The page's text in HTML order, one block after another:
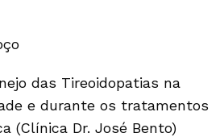
das Tireoidopatias na
e durante os tratamentos
(Clínica Dr. José Bento)